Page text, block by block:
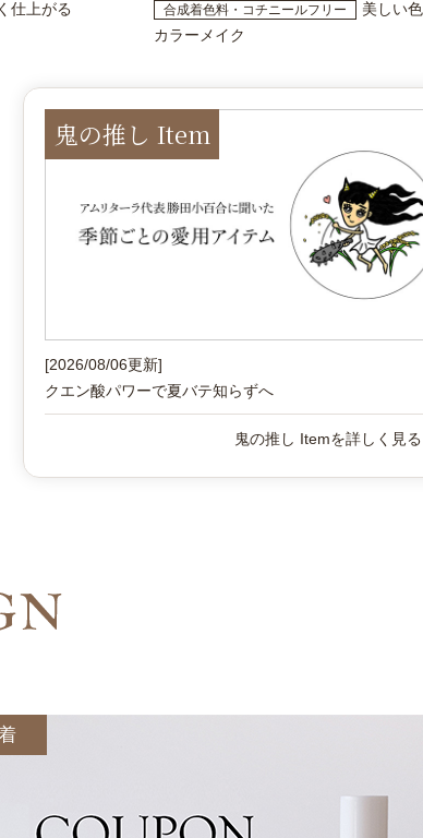
仕上がる
合成着色料・コチニールフリー
美しい
カラーメイク
鬼の推し Item
[2026/08/06更新]
クエン酸パワーで夏バテ知らずへ
鬼の推し Itemを詳しく見る